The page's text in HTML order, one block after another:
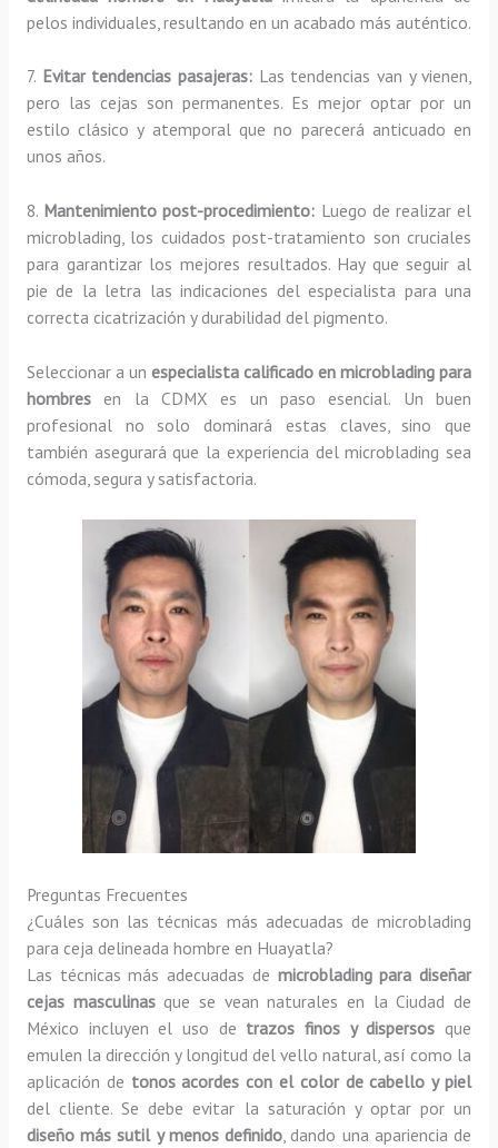
pelos individuales, resultando en un acabado más auténtico.
7. Evitar tendencias pasajeras:Las tendencias van y vienen,
pero las cejas son permanentes. Es mejor optar por un
estilo clásico y atemporal que no parecerá anticuado en
unos años.
8. Mantenimiento post-procedimiento: Luego de realizar el
microblading, los cuidados post-tratamiento son cruciales
para garantizar los mejores resultados. Hay que seguir al
pie de la letra las indicaciones del especialista para una
correcta cicatrización y durabilidad del pigmento.
Seleccionar a un especialista calificado en microblading para
hombresen la CDMX es un paso esencial. Un buen
profesional no solo dominará estas claves, sino que
también asegurará que la experiencia del microblading sea
cómoda, segura y satisfactoria.
Preguntas Frecuentes
¿Cuáles son las técnicas más adecuadas de microblading
para ceja delineada hombre en Huayatla?
Las técnicas más adecuadas de microblading para diseñar
cejas masculinasque se vean naturales en la Ciudad de
México incluyen el uso de trazos finos y dispersos que
emulen la dirección y longitud del vello natural, así como la
aplicación de tonos acordes con el color de cabello y piel
del cliente. Se debe evitar la saturación y optar por un
diseño más sutil y menos definido , dando una apariencia de